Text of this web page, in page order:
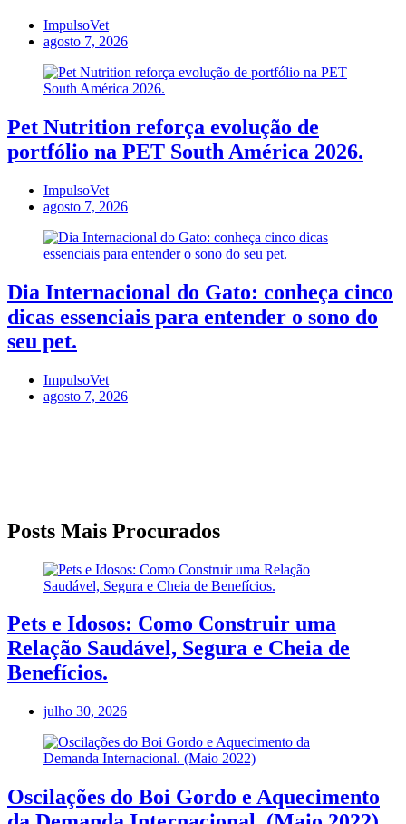
ImpulsoVet
agosto 7, 2026
Pet Nutrition reforça evolução de
portfólio na PET South América 2026.
ImpulsoVet
agosto 7, 2026
Dia Internacional do Gato: conheça cinco
dicas essenciais para entender o sono do
seu pet.
ImpulsoVet
agosto 7, 2026
Posts Mais Procurados
Pets e Idosos: Como Construir uma
Relação Saudável, Segura e Cheia de
Benefícios.
julho 30, 2026
Oscilações do Boi Gordo e Aquecimento